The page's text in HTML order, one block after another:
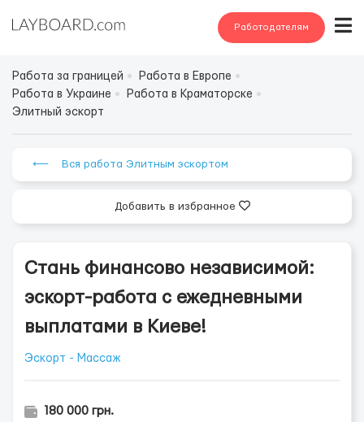
Работодателям
Работа за границей
Работа в Европе
Работа в Украине
Работа в Краматорске
Элитный эскорт
⟵ Вся работа Элитным эскортом
Добавить в избранное
Стань финансово независимой:
эскорт-работа с ежедневными
выплатами в Киеве!
Эскорт - Массаж
180 000 грн.